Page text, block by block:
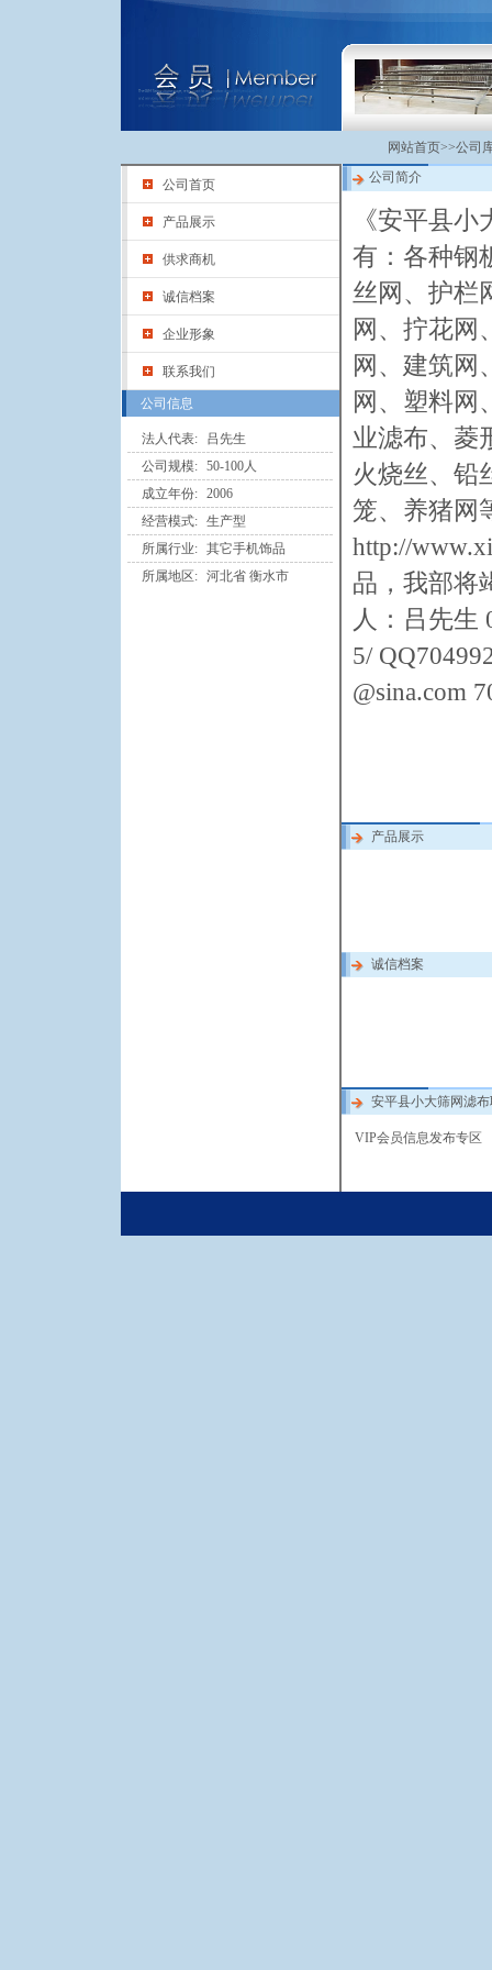
网站首页>>公司
公司首页
产品展示
供求商机
诚信档案
企业形象
联系我们
公司信息
法人代表:
吕先生
公司规模: 50-100人
成立年份: 2006
经营模式: 生产型
所属行业: 其它手机饰品
所属地区: 河北省 衡水市
公司简介
《安平县
有：各种钢
丝网、护栏
网、拧花网
网、建筑网
网、塑料网
业滤布、菱
火烧丝、铅
笼、养猪网
http://
品，我部将
人：吕先生
5/
@sina.com
产品展示
诚信档案
安平县小大筛网滤
VIP会员信息发布专区